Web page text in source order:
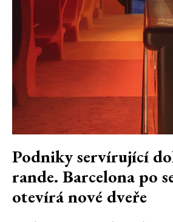
Podniky servírující
rande. Barcelona po
otevírá nové dveře